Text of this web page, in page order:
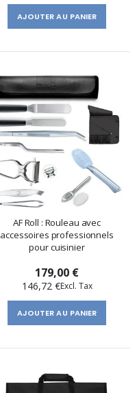
AJOUTER AU PANIER
AF Roll : Rouleau avec
accessoires professionnels
pour cuisinier
179,00 €
146,72 €
AJOUTER AU PANIER